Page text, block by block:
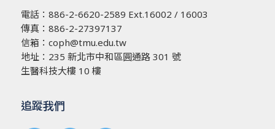
電話： 886-2-6620-2589 Ext.16002 / 16003
傳真：886-2-27397137
信箱： coph@tmu.edu.tw
地址： 235 新北市中和區圓通路 301 號
生醫科技大樓 10 樓
追蹤我們